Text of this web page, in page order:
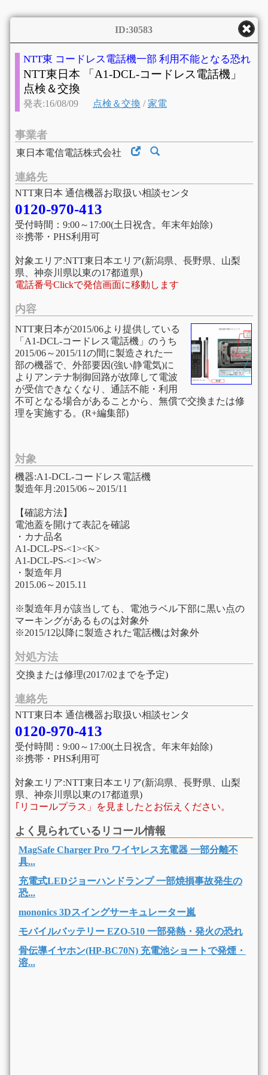
ID:30583
NTT東 コードレス電話機一部 利用不能となる恐れ
NTT東日本 「A1-DCL-コードレス電話機」
点検＆交換
発表:16/08/09 点検＆交換 /家電
事業者
東日本電信電話株式会社
連絡先
NTT東日本 通信機器お取扱い相談センタ
0120-970-413
受付時間：9:00～17:00(土日祝含。年末年始除)
※携帯・PHS利用可
対象エリア:NTT東日本エリア(新潟県、長野県、山梨
県、神奈川県以東の17都道県)
電話番号Clickで発信画面に移動します
内容
NTT東日本が2015/06より提供している
「A1-DCL-コードレス電話機」のうち
2015/06～2015/11の間に製造された一
部の機器で、外部要因(強い静電気)に
よりアンテナ制御回路が故障して電波
が受信できなくなり、通話不能・利用
不可となる場合があることから、無償で交換または修
理を実施する。(R+編集部)
対象
機器:A1-DCL-コードレス電話機
製造年月:2015/06～2015/11
【確認方法】
電池蓋を開けて表記を確認
・カナ品名
A1-DCL-PS-<1><K>
A1-DCL-PS-<1><W>
・製造年月
2015.06～2015.11
※製造年月が該当しても、電池ラベル下部に黒い点の
マーキングがあるものは対象外
※2015/12以降に製造された電話機は対象外
対処方法
交換または修理(2017/02までを予定)
連絡先
NTT東日本 通信機器お取扱い相談センタ
0120-970-413
受付時間：9:00～17:00(土日祝含。年末年始除)
※携帯・PHS利用可
対象エリア:NTT東日本エリア(新潟県、長野県、山梨
県、神奈川県以東の17都道県)
｢リコールプラス」を見ましたとお伝えください。
よく見られているリコール情報
MagSafe Charger Pro ワイヤレス充電器 一部分離不
具...
充電式LEDジョーハンドランプ 一部焼損事故発生の
恐...
mononics 3Dスイングサーキュレーター嵐
モバイルバッテリー EZO-510 一部発熱・発火の恐れ
骨伝導イヤホン(HP-BC70N) 充電池ショートで発煙・
溶...